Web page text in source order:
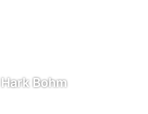
Hark Bohm